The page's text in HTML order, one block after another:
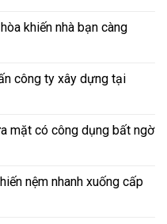
khiến nhà bạn càng
công ty xây dựng tại
mặt có công dụng bất ngờ
nệm nhanh xuống cấp